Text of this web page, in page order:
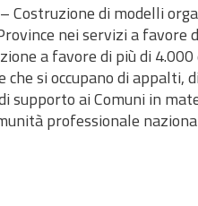
– Costruzione di modelli
nei servizi a favore
a favore di più di
si occupano di appalti,
supporto ai Comuni in
professionale